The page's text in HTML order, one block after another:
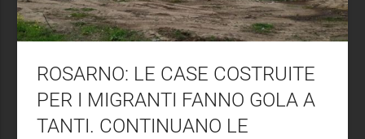
ROSARNO: LE CASE COSTRUITE
PER I MIGRANTI FANNO GOLA A
TANTI. CONTINUANO LE